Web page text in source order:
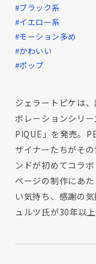
#ブラック系
#イエロー系
#モーション多め
#かわいい
#ポップ
ジェラートピケは
ボレーションシリ
PIQUE」を発売。
ザイナーたちがそ
ンドが初めてコラ
ページの制作にあ
い気持ち、感謝の
ュルツ氏が30年以